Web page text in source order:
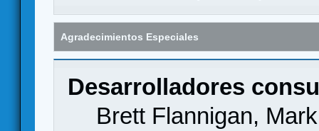
Agradecimientos Especiales
Desarrolladores
Brett Flannigan,